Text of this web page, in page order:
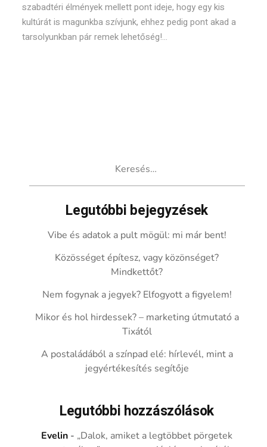
szabadtéri élmények mellett pont ideje, hogy egy kis
kultúrát is magunkba szívjunk, ehhez pedig pont akad a
tarsolyunkban pár remek lehetőség!...
Legutóbbi bejegyzések
Vibe és adatok a pult mögül: mi már bent!
Közösséget építesz, vagy közönséget?
Mindkettőt?
Nem fogynak a jegyek? Elfogyott a figyelem!
Mikor és hol hirdessek? – marketing útmutató a
Tixától
A postaládából a színpad elé: hírlevél, mint a
jegyértékesítés segítője
Legutóbbi hozzászólások
Evelin - „Dalok, amiket a legtöbbet pörgetek